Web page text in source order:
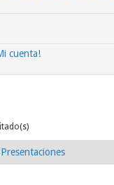
cuenta!
Presentaciones